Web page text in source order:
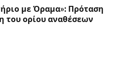
με Όραμα»: Πρόταση
του ορίου αναθέσεων